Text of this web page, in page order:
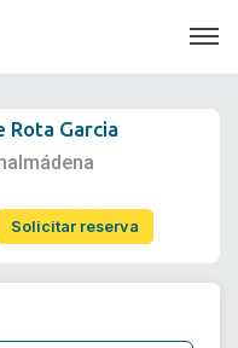
Rota Garcia
Solicitar reserva